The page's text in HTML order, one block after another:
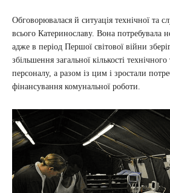
Обговорювалася й ситуація технічної та
всього Катеринославу. Вона потребувала
адже в період Першої світової війни
збільшення загальної кількості
персоналу, а разом із цим і зростали
фінансування комунальної роботи.